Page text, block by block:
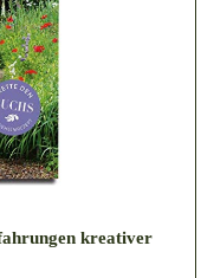
kreativer